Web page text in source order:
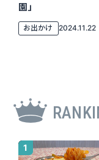
園」
お出かけ 2024.11.22